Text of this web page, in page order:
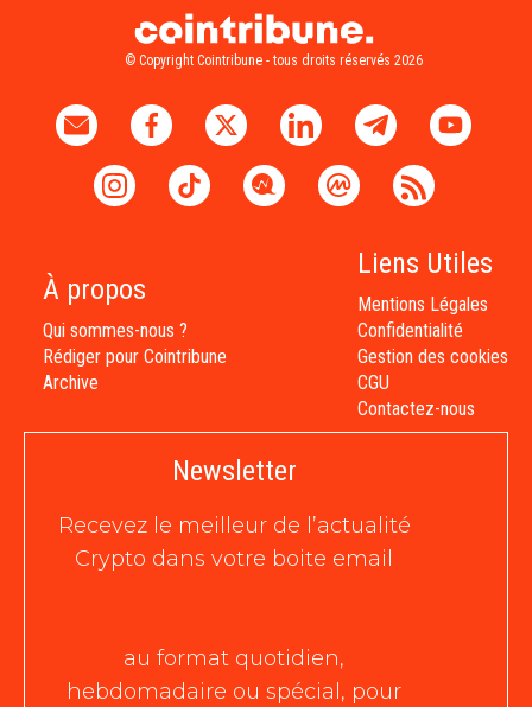
© Copyright Cointribune - tous droits réservés 2026
À propos
Qui sommes-nous ?
Rédiger pour Cointribune
Archive
Liens Utiles
Mentions Légales
Confidentialité
Gestion des cookies
CGU
Contactez-nous
Newsletter
Recevez le meilleur de l’actualité
Crypto dans votre boite email
au format quotidien,
hebdomadaire ou spécial, pour